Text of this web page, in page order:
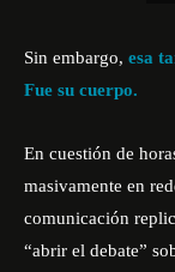
Sin embargo, esa
Fue su cuerpo.
En cuestión de
masivamente en
comunicación
“abrir el debate”